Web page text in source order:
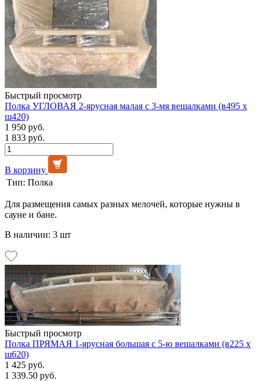
Быстрый просмотр
Полка УГЛОВАЯ 2-ярусная малая с 3-мя вешалками (в495 х
ш420)
1 950 руб.
1 833 руб.
В корзину
Тип: Полка
Для размещения самых разных мелочей, которые нужны в
сауне и бане.
В наличии: 3 шт
Быстрый просмотр
Полка ПРЯМАЯ 1-ярусная большая с 5-ю вешалками (в225 х
ш620)
1 425 руб.
1 339.50 руб.